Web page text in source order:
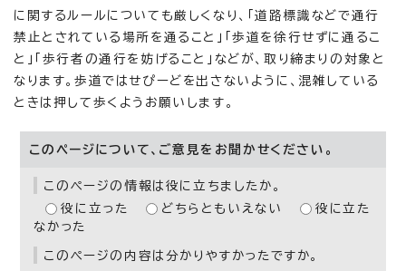
に関するルールについても厳しくなり、「道路標識などで通行
禁止とされている場所を通ること」「歩道を徐行せずに通るこ
と」「歩行者の通行を妨げること」などが、取り締まりの対象と
なります。歩道ではせぴーどを出さないように、混雑している
ときは押して歩くようお願いします。
このページについて、ご意見をお聞かせください。
このページの情報は役に立ちましたか。
役に立った
どちらともいえない
役に立た
なかった
このページの内容は分かりやすかったですか。